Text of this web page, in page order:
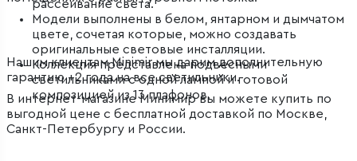
рассеивание света.
Модели выполнены в белом, янтарном и дымчатом
цвете, сочетая которые, можно создавать
оригинальные световые инсталляции.
Коллекция представлена подвесными
светильниками с одной лампой и готовой
композицией из 13 плафонов.
Нашим клиентам Minimir мы дарим дополнительную
гарантию +2 года на все светильники.
В интернет-магазине Минимир вы можете купить по
выгодной цене с бесплатной доставкой по Москве,
Санкт-Петербургу и России.